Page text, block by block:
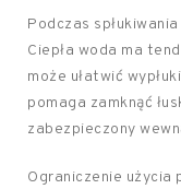
Podczas
Ciepła woda ma
może ułatwić
pomaga zamknąć
zabezpieczony
Ograniczenie użycia